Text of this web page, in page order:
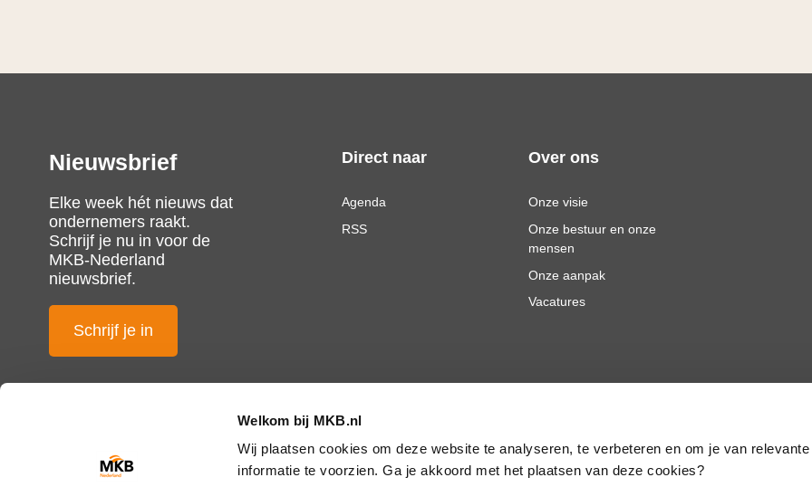
Welkom bij MKB.nl
Wij plaatsen cookies om deze website te analyseren, te verbeteren en om je van relevante
informatie te voorzien. Ga je akkoord met het plaatsen van deze cookies?
Nieuwsbrief
Elke week hét nieuws dat
ondernemers raakt.
Schrijf je nu in voor de
MKB-Nederland
nieuwsbrief.
Schrijf je in
Direct naar
Agenda
RSS
Over ons
Onze visie
Onze bestuur en onze
mensen
Onze aanpak
Vacatures